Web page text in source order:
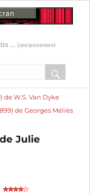
... (anciennement
OK
de W.S. Van Dyke
de Georges Méliès
Julie